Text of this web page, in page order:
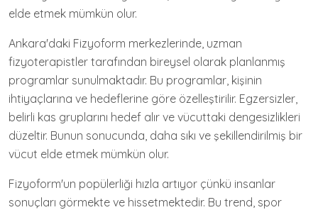
elde etmek mümkün olur.
Ankara'daki Fizyoform merkezlerinde, uzman
fizyoterapistler tarafından bireysel olarak planlanmış
programlar sunulmaktadır. Bu programlar, kişinin
ihtiyaçlarına ve hedeflerine göre özelleştirilir. Egzersizler,
belirli kas gruplarını hedef alır ve vücuttaki dengesizlikleri
düzeltir. Bunun sonucunda, daha sıkı ve şekillendirilmiş bir
vücut elde etmek mümkün olur.
Fizyoform'un popülerliği hızla artıyor çünkü insanlar
sonuçları görmekte ve hissetmektedir. Bu trend, spor